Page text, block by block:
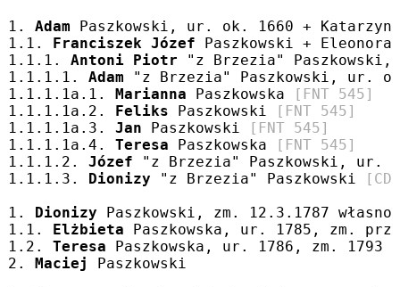
1. Adam Paszkowski, ur. ok. 1660 +
1.1. Franciszek Józef Paszkowski +
1.1.1. Antoni Piotr "z Brzezia" Paszkowski,
1.1.1.1. Adam "z Brzezia" Paszkowski, ur.
1.1.1.1a.1. Marianna Paszkowska
[FNT 545]
1.1.1.1a.2. Feliks Paszkowski
[FNT 545]
1.1.1.1a.3. Jan Paszkowski
[FNT 545]
1.1.1.1a.4. Teresa Paszkowska
[FNT 545]
1.1.1.2. Józef "z Brzezia" Paszkowski, ur.
1.1.1.3. Dionizy "z Brzezia" Paszkowski
1. Dionizy Paszkowski, zm. 12.3.1787
1.1. Elżbieta Paszkowska, ur. 1785, zm.
1.2. Teresa Paszkowska, ur. 1786, zm. 1793
2. Maciej
Paszkowski